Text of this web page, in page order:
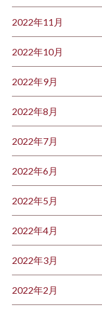
2022年11月
2022年10月
2022年9月
2022年8月
2022年7月
2022年6月
2022年5月
2022年4月
2022年3月
2022年2月